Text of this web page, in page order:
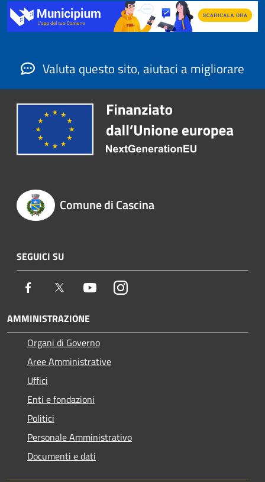
Valuta questo sito, aiutaci a migliorare
Comune di Cascina
SEGUICI SU
Facebook Twitter YoutubeInstagram
AMMINISTRAZIONE
Organi di Governo
Aree Amministrative
Uffici
Enti e fondazioni
Politici
Personale Amministrativo
Documenti e dati